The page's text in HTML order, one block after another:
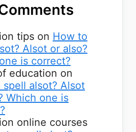
tips on How to
Alsot or also?
is correct?
education on
spell alsot? Alsot
Which one is
online courses